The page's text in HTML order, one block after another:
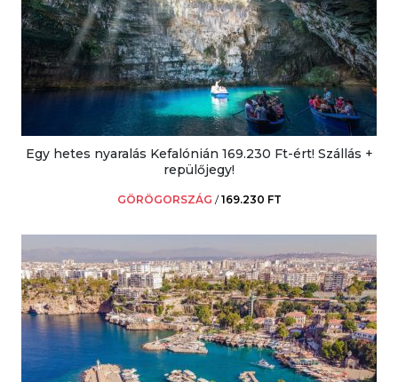
Egy hetes nyaralás Kefalónián 169.230 Ft-ért! Szállás +
repülőjegy!
GÖRÖGORSZÁG /169.230 FT